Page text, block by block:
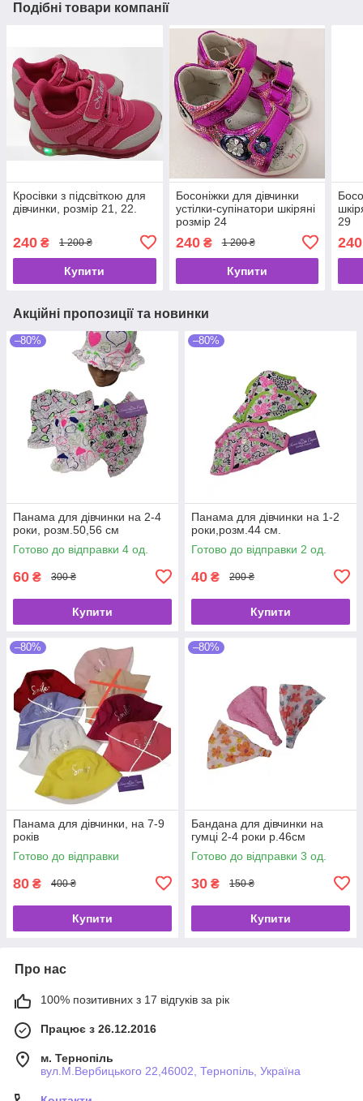
Подібні товари компанії
Кросівки з підсвіткою для
дівчинки, розмір 21, 22.
240 ₴ 1 200 ₴
Купити
Босоніжки для дівчинки
устілки-супінатори шкіряні
розмір 24
240₴ 1 200 ₴
Купити
29
240
Акційні пропозиції та новинки
–80%
Панама для дівчинки на 2-4
роки, розм.50,56 см
Готово до відправки 4 од.
60 ₴ 300 ₴
Купити
–80%
Панама для дівчинки на 1-2
роки,розм.44 см.
Готово до відправки 2 од.
40 ₴ 200 ₴
Купити
–80%
Панама для дівчинки, на 7-9
років
Готово до відправки
80 ₴ 400 ₴
Купити
–80%
Бандана для дівчинки на
гумці 2-4 роки р.46см
Готово до відправки 3 од.
30 ₴ 150 ₴
Купити
Про нас
100% позитивних з 17 відгуків за рік
Працює з 26.12.2016
м. Тернопіль
вул.М.Вербицького 22,46002, Тернопіль, Україна